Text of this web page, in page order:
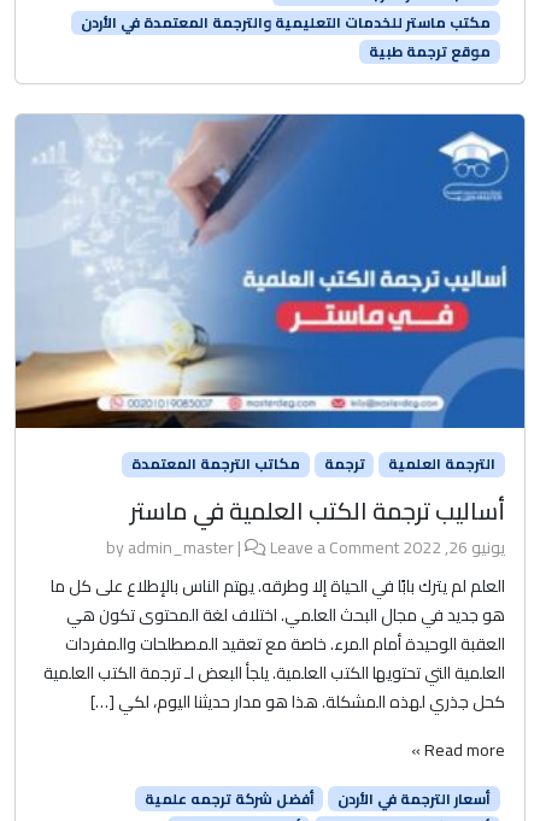
مكتب ماستر للخدمات التعليمية والترجمة المعتمدة في الأردن
موقع ترجمة طبية
الترجمة العلمية ترجمة مكاتب الترجمة المعتمدة
أساليب ترجمة الكتب العلمية في ماستر
يونيو 26, 2022 admin_master|
Leave a Comment
العلم لم يترك بابًا في الحياة إلا وطرقه. يهتم الناس بالإطلاع على كل ما
هو جديد في مجال البحث العلمي. اختلاف لغة المحتوى تكون هي
العقبة الوحيدة أمام المرء. خاصة مع تعقيد المصطلحات والمفردات
العلمية التي تحتويها الكتب العلمية. يلجأ البعض لـ ترجمة الكتب العلمية
كحل جذري لهذه المشكلة. هذا هو مدار حديثنا اليوم، لكي […]
Read more »
أسعار الترجمة في الأردن
أفضل شركة ترجمه علمية